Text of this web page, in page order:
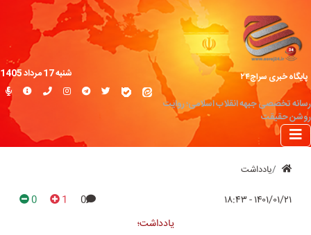
پایگاه خبری سراج۲۴
رسانه تخصصی جبهه انقلاب اسلامی؛ روایت
روشن حقیقت
شنبه 17 مرداد 1405
یادداشت
۱۴۰۱/۰۱/۲۱ - ۱۸:۴۳ 0
1
0
یادداشت؛